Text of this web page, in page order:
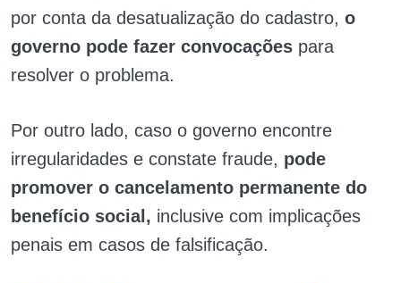
por conta da desatualização do cadastro, o
governo pode fazer convocações para
resolver o problema.
Por outro lado, caso o governo encontre
irregularidades e constate fraude, pode
promover o cancelamento permanente do
benefício social, inclusive com implicações
penais em casos de falsificação.